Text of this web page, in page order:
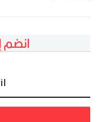
انضم